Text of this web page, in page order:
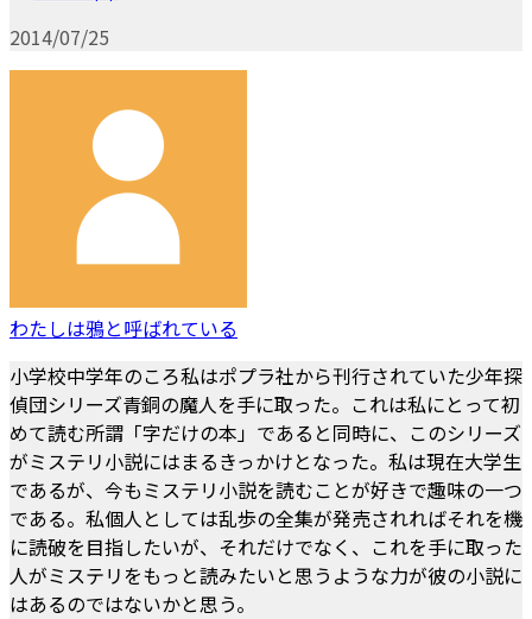
2014/07/25
わたしは鴉と呼ばれている
小学校中学年のころ私はポプラ社から刊行されていた少年探
偵団シリーズ青銅の魔人を手に取った。これは私にとって初
めて読む所謂「字だけの本」であると同時に、このシリーズ
がミステリ小説にはまるきっかけとなった。私は現在大学生
であるが、今もミステリ小説を読むことが好きで趣味の一つ
である。私個人としては乱歩の全集が発売されればそれを機
に読破を目指したいが、それだけでなく、これを手に取った
人がミステリをもっと読みたいと思うような力が彼の小説に
はあるのではないかと思う。